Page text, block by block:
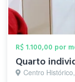
R$ 1.100,00 por
Quarto
Centro